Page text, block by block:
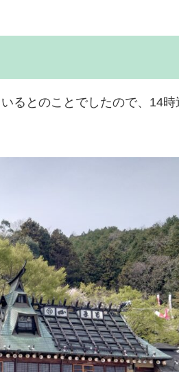
るとのことでしたので、14時